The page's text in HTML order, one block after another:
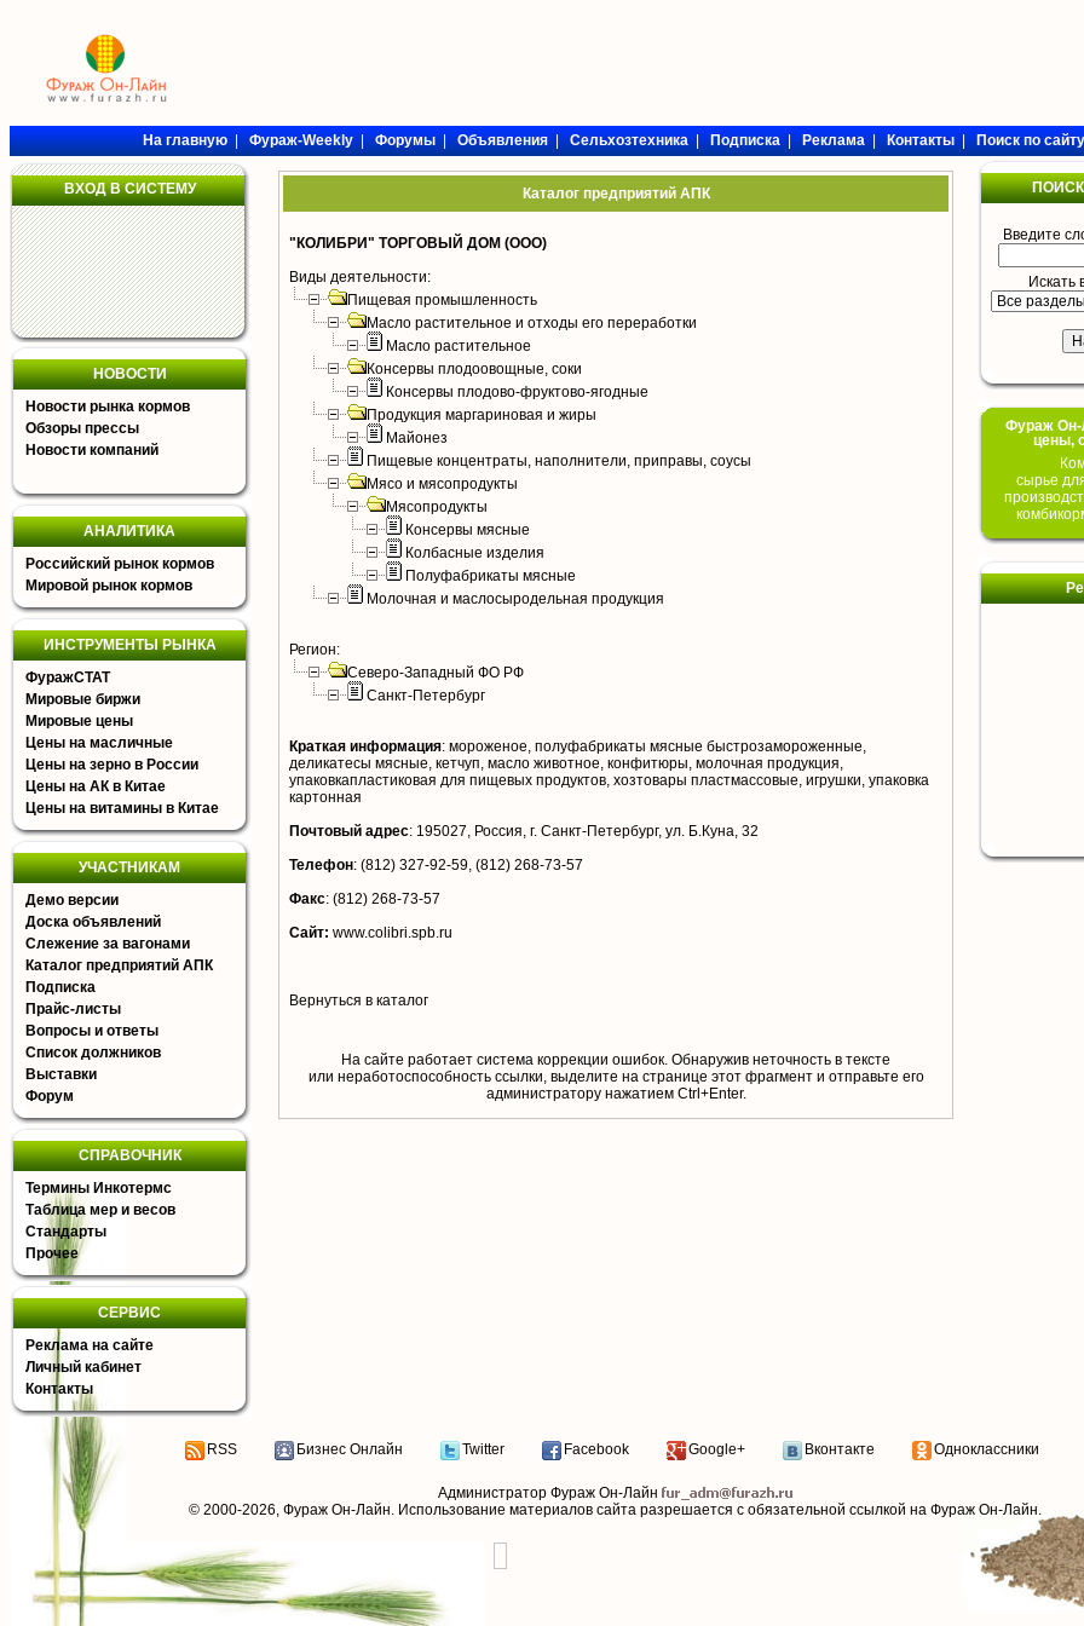
На главную|Фураж-Weekly|Форумы|Объявления|Сельхозтехника|Подписка|Реклама|Контакты|Поиск по сайту
ВХОД В СИСТЕМУ
НОВОСТИ
Новости рынка кормов
Обзоры прессы
Новости компаний
АНАЛИТИКА
Российский рынок кормов
Мировой рынок кормов
ИНСТРУМЕНТЫ РЫНКА
ФуражСТАТ
Мировые биржи
Мировые цены
Цены на масличные
Цены на зерно в России
Цены на АК в Китае
Цены на витамины в Китае
УЧАСТНИКАМ
Демо версии
Доска объявлений
Слежение за вагонами
Каталог предприятий АПК
Подписка
Прайс-листы
Вопросы и ответы
Список должников
Выставки
Форум
СПРАВОЧНИК
Термины Инкотермс
Таблица мер и весов
Стандарты
Прочее
СЕРВИС
Реклама на сайте
Личный кабинет
Контакты
Каталог предприятий АПК
"КОЛИБРИ" ТОРГОВЫЙ ДОМ (ООО)
Виды деятельности:
Пищевая промышленность
Масло растительное и отходы его переработки
Масло растительное
Консервы плодоовощные, соки
Консервы плодово-фруктово-ягодные
Продукция маргариновая и жиры
Майонез
Пищевые концентраты, наполнители, приправы, соусы
Мясо и мясопродукты
Мясопродукты
Консервы мясные
Колбасные изделия
Полуфабрикаты мясные
Молочная и маслосыродельная продукция
Регион:
Северо-Западный ФО РФ
Санкт-Петербург
Краткая информация: мороженое, полуфабрикаты мясные быстрозамороженные,
деликатесы мясные, кетчуп, масло животное, конфитюры, молочная продукция,
упаковкапластиковая для пищевых продуктов, хозтовары пластмассовые, игрушки, упаковка
картонная
Почтовый адрес: 195027, Россия, г. Санкт-Петербург, ул. Б.Куна, 32
Телефон: (812) 327-92-59, (812) 268-73-57
Факс: (812) 268-73-57
Сайт: www.colibri.spb.ru
Вернуться в каталог
На сайте работает система коррекции ошибок. Обнаружив неточность в тексте
или неработоспособность ссылки, выделите на странице этот фрагмент и отправьте его
aдминистратору нажатием Ctrl+Enter.
Введите
Искать
Фураж Он-
цены,
сырье
RSS Бизнес Онлайн Twitter Facebook Google+ Вконтакте Одноклассники
Администратор Фураж Он-Лайн
© 2000-2026, Фураж Он-Лайн. Использование материалов сайта разрешается с обязательной ссылкой на Фураж Он-Лайн.